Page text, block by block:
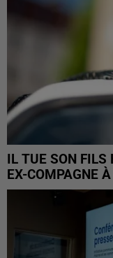
IL TUE SON
EX-COMPAGNE